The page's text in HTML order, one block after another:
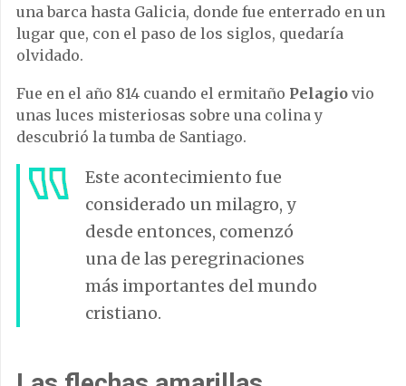
una barca hasta Galicia, donde fue enterrado en un
lugar que, con el paso de los siglos, quedaría
olvidado.
Fue en el año 814 cuando el ermitaño Pelagio vio
unas luces misteriosas sobre una colina y
descubrió la tumba de Santiago.
Este acontecimiento fue
considerado un milagro, y
desde entonces, comenzó
una de las peregrinaciones
más importantes del mundo
cristiano.